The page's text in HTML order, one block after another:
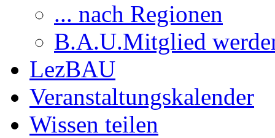
... nach Regionen
B.A.U.Mitglied
LezBAU
Veranstaltungskalender
Wissen teilen